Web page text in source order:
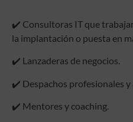
✔️ Consultoras IT que
la implantación o puesta en
✔️ Lanzaderas de negocios.
✔️ Despachos profesionales y
✔️ Mentores y coaching.